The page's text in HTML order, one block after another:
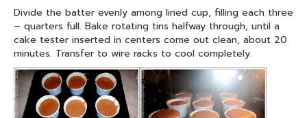
Divide the batter evenly among lined cup, filling each three
– quarters full. Bake rotating tins halfway through, until a
cake tester inserted in centers come out clean, about 20
minutes. Transfer to wire racks to cool completely.